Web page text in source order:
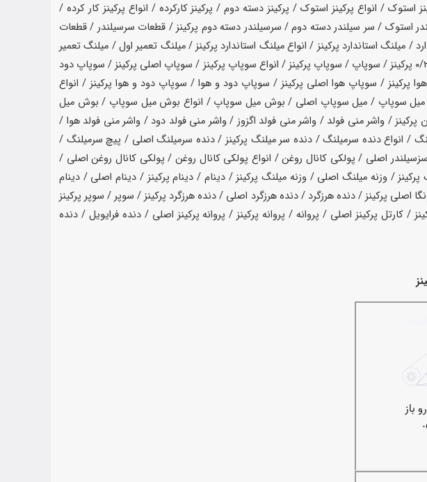
/ انواع پرکینز استوک / پرکینز دسته دوم / پرکینز کارکرده / انواع پرکینز کار کرده /
استوک / سر سیلندر دسته دوم / سرسیلندر دسته دوم پرکینز / قطعات سرسیلندر / قطعات
استاندارد پرکینز / انواع میلنگ استاندارد پرکینز / میلنگ تعمیر اول / میلنگ تعمیر
اول پرکینز / میلنگ تعمیر دوم / میلنگ تعمیر دوم پرکینز / میلنگ ۰/۱۰ / میلنگ ۰/۲۰ / میلنگ ۰/۱۰ پرکینز / میلنگ ۰/۲۰ پرکینز / سوپاپ / سوپاپ پرکینز / انواع سوپاپ پرکینز / سوپاپ اصلی پرکینز / سوپاپ دود
/ سوپاپ هوا اصلی پرکینز / سوپاپ دود و هوا / سوپاپ دود و هوا پرکینز / انواع
میل سوپاپ / میل سوپاپ اصلی / بوش میل سوپاپ / انواع بوش میل سوپاپ / بوش میل
/ واشر منی فولد / واشر منی فولد اگزوز / واشر منی فولد دود / واشر منی فولد هوا /
/ انواع دنده سرمیلنگ / دنده سر میلنگ پرکینز / دنده سرمیلنگ اصلی / پیچ سرمیلنگ /
اصلی / پولکی کانال روغن / انواع پولکی کانال روغن / پولکی کانال روغن اصلی /
/ وزنه میلنگ اصلی / وزنه میلنگ پرکینز / دینام / دینام پرکینز / دینام اصلی / دینام
پرکینز / دنده هرزگرد / دنده هرزگرد اصلی / دنده هرزگرد پرکینز / سوپر / سوپر پرکینز
کارتل پرکینز اصلی / پروانه / پروانه پرکینز / پروانه پرکینز اصلی / دنده فرایویل / دنده